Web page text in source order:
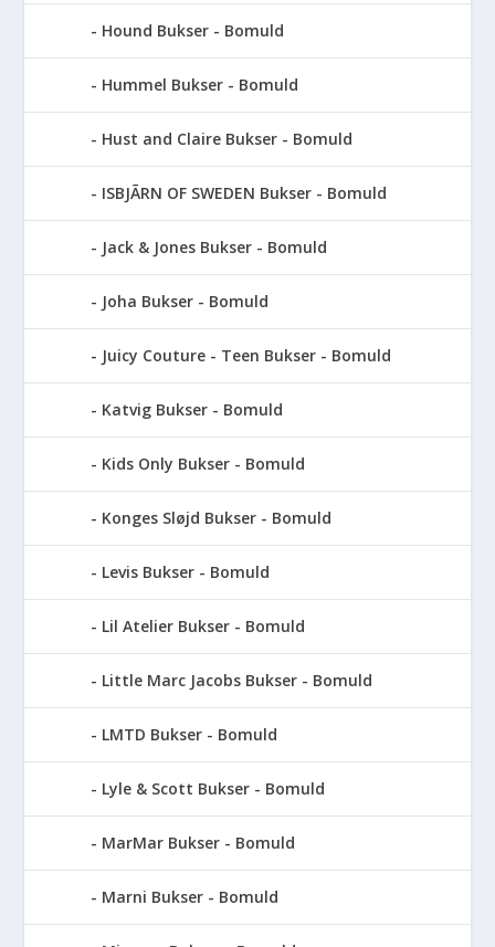
Hound Bukser - Bomuld
Hummel Bukser - Bomuld
Hust and Claire Bukser - Bomuld
ISBJÃRN OF SWEDEN Bukser - Bomuld
Jack & Jones Bukser - Bomuld
Joha Bukser - Bomuld
Juicy Couture - Teen Bukser - Bomuld
Katvig Bukser - Bomuld
Kids Only Bukser - Bomuld
Konges Sløjd Bukser - Bomuld
Levis Bukser - Bomuld
Lil Atelier Bukser - Bomuld
Little Marc Jacobs Bukser - Bomuld
LMTD Bukser - Bomuld
Lyle & Scott Bukser - Bomuld
MarMar Bukser - Bomuld
Marni Bukser - Bomuld